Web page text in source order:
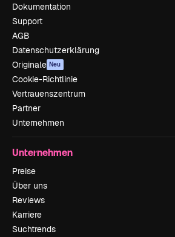
Dokumentation
Support
AGB
Datenschutzerklärung
Originale Neu
Cookie-Richtlinie
Vertrauenszentrum
Partner
Unternehmen
Unternehmen
Preise
Über uns
Reviews
Karriere
Suchtrends